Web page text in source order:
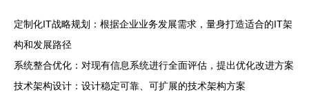
定制化IT战略规划：根据企业业务发展需求，量身打造适合的IT架
构和发展路径
系统整合优化：对现有信息系统进行全面评估，提出优化改进方案
技术架构设计：设计稳定可靠、可扩展的技术架构方案